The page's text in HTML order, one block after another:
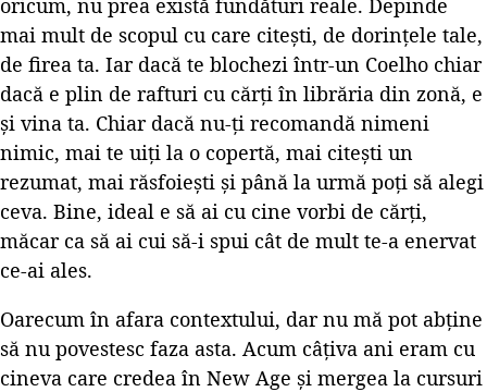
mai mult de scopul cu care citești, de dorințele tale,
de firea ta. Iar dacă te blochezi într-un Coelho chiar
dacă e plin de rafturi cu cărți în librăria din zonă, e
și vina ta. Chiar dacă nu-ți recomandă nimeni
nimic, mai te uiți la o copertă, mai citești un
rezumat, mai răsfoiești și până la urmă poți să alegi
ceva. Bine, ideal e să ai cu cine vorbi de cărți,
măcar ca să ai cui să-i spui cât de mult te-a enervat
ce-ai ales.
Oarecum în afara contextului, dar nu mă pot abține
să nu povestesc faza asta. Acum câțiva ani eram cu
cineva care credea în New Age și mergea la cursuri